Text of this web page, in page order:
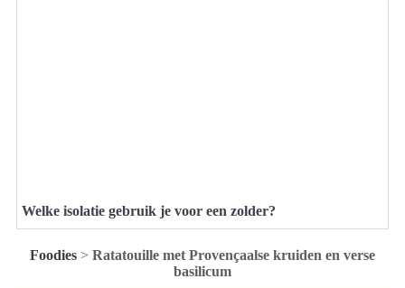
Welke isolatie gebruik je voor een zolder?
Foodies > Ratatouille met Provençaalse kruiden en verse
basilicum